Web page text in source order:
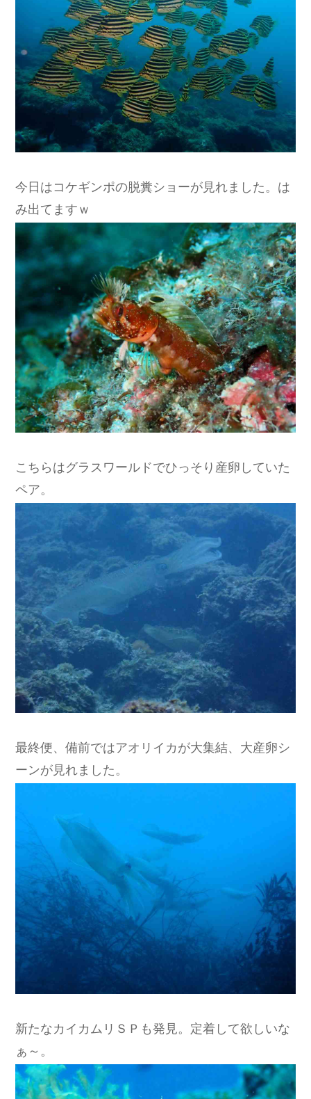
今日はコケギンポの脱糞ショーが見れました。は
み出てますｗ
こちらはグラスワールドでひっそり産卵していた
ペア。
最終便、備前ではアオリイカが大集結、大産卵シ
ーンが見れました。
新たなカイカムリＳＰも発見。定着して欲しいな
ぁ～。